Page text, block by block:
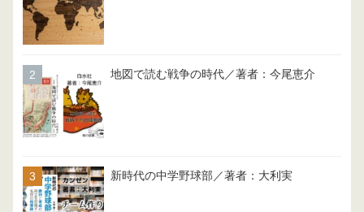
地図で読む戦争の時代／著者：今尾恵介
新時代の中学野球部／著者：大利実